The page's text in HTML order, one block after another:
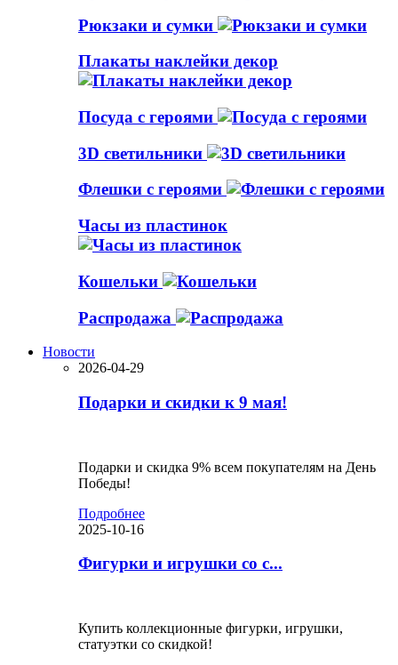
Рюкзаки и сумки
Плакаты наклейки декор
Посуда с героями
3D светильники
Флешки с героями
Часы из пластинок
Кошельки
Распродажа
Новости
2026-04-29
Подарки и скидки к 9 мая!
Подарки и скидка 9% всем покупателям на День
Победы!
Подробнее
2025-10-16
Фигурки и игрушки со с...
Купить коллекционные фигурки, игрушки,
статуэтки со скидкой!